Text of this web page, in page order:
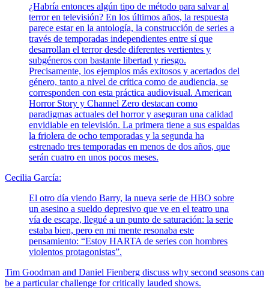
¿Habría entonces algún tipo de método para salvar al
terror en televisión? En los últimos años, la respuesta
parece estar en la antología, la construcción de series a
través de temporadas independientes entre sí que
desarrollan el terror desde diferentes vertientes y
subgéneros con bastante libertad y riesgo.
Precisamente, los ejemplos más exitosos y acertados del
género, tanto a nivel de crítica como de audiencia, se
corresponden con esta práctica audiovisual. American
Horror Story y Channel Zero destacan como
paradigmas actuales del horror y aseguran una calidad
envidiable en televisión. La primera tiene a sus espaldas
la friolera de ocho temporadas y la segunda ha
estrenado tres temporadas en menos de dos años, que
serán cuatro en unos pocos meses.
Cecilia García:
El otro día viendo Barry, la nueva serie de HBO sobre
un asesino a sueldo depresivo que ve en el teatro una
vía de escape, llegué a un punto de saturación: la serie
estaba bien, pero en mi mente resonaba este
pensamiento: “Estoy HARTA de series con hombres
violentos protagonistas”.
Tim Goodman and Daniel Fienberg discuss why second seasons can
be a particular challenge for critically lauded shows.